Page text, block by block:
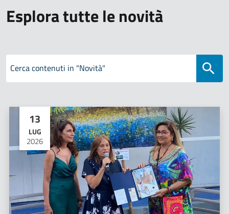
Esplora tutte le novità
Cerca contenuti in "Novità"
13
LUG
2026